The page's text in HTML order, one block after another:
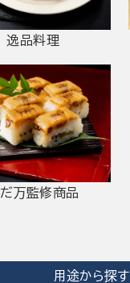
逸品料理
万監修商品
用途から探す